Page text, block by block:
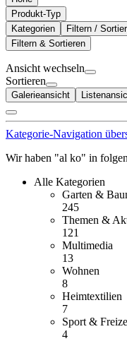
Produkt-Typ
Kategorien
Filtern /
Filtern & Sortieren
Ansicht wechseln
Sortieren
Galerieansicht
Kategorie-Navigation
Wir haben "al ko" in
Alle Kategorien
Garten &
245
Themen &
121
Multimedia
13
Wohnen
8
Heimtextilien
7
Sport &
4